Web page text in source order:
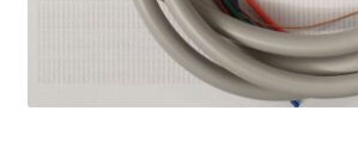
Stellenangebote